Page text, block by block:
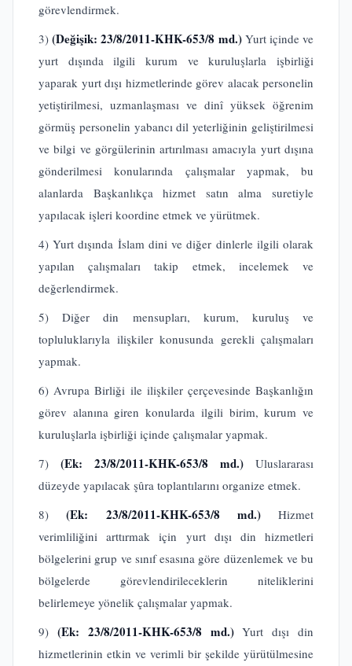
görevlendirmek.
3)(Değişik: 23/8/2011-KHK-653/8 md.) Yurt içinde ve
yurt dışında ilgili kurum ve kuruluşlarla işbirliği
yaparak yurt dışı hizmetlerinde görev alacak personelin
yetiştirilmesi, uzmanlaşması ve dinî yüksek öğrenim
görmüş personelin yabancı dil yeterliğinin geliştirilmesi
ve bilgi ve görgülerinin artırılması amacıyla yurt dışına
gönderilmesi konularında çalışmalar yapmak, bu
alanlarda Başkanlıkça hizmet satın alma suretiyle
yapılacak işleri koordine etmek ve yürütmek.
4) Yurt dışında İslam dini ve diğer dinlerle ilgili olarak
yapılan çalışmaları takip etmek, incelemek ve
değerlendirmek.
5) Diğer din mensupları, kurum, kuruluş ve
topluluklarıyla ilişkiler konusunda gerekli çalışmaları
yapmak.
6) Avrupa Birliği ile ilişkiler çerçevesinde Başkanlığın
görev alanına giren konularda ilgili birim, kurum ve
kuruluşlarla işbirliği içinde çalışmalar yapmak.
7) (Ek: 23/8/2011-KHK-653/8 md.) Uluslararası
düzeyde yapılacak şûra toplantılarını organize etmek.
8)(Ek: 23/8/2011-KHK-653/8 md.) Hizmet
verimliliğini arttırmak için yurt dışı din hizmetleri
bölgelerini grup ve sınıf esasına göre düzenlemek ve bu
bölgelerde görevlendirileceklerin niteliklerini
belirlemeye yönelik çalışmalar yapmak.
9) (Ek: 23/8/2011-KHK-653/8 md.)Yurt dışı din
hizmetlerinin etkin ve verimli bir şekilde yürütülmesine